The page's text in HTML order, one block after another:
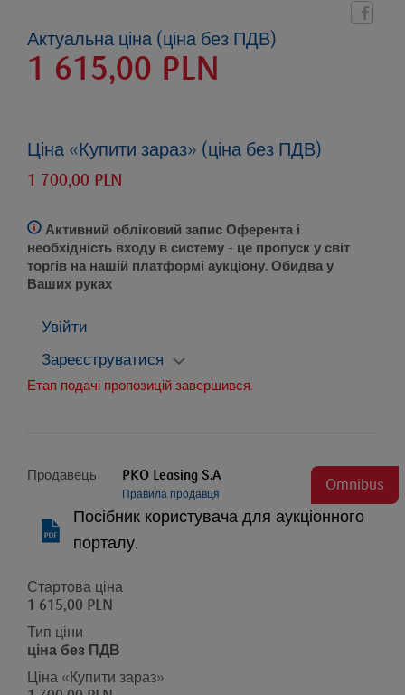
Актуальна ціна (ціна без ПДВ)
1 615,00 PLN
Ціна «Купити зараз» (ціна без ПДВ)
1 700,00 PLN
Активний обліковий запис Оферента і
необхідність входу в систему - це пропуск у світ
торгів на нашій платформі аукціону. Обидва у
Ваших руках
Увійти
Зареєструватися
Етап подачі пропозицій завершився.
Продавець PKO Leasing S.A
Правила продавця
Omnibus
Посібник користувача для аукціонного
порталу.
Стартова ціна
1 615,00 PLN
Тип ціни
ціна без ПДВ
Ціна «Купити зараз»